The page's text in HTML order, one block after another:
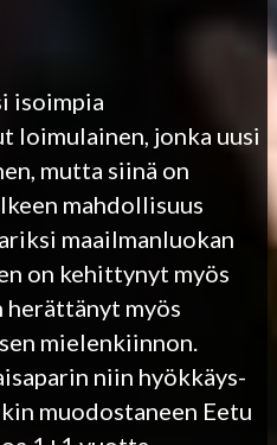
isoimpia
loimulainen, jonka uusi
mutta siinä on
mahdollisuus
maailmanluokan
on kehittynyt myös
herättänyt myös
mielenkiinnon.
niin hyökkäys-
muodostaneen Eetu